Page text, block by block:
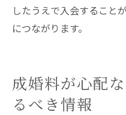
したうえで入会すること
につながります。
成婚料が心配
るべき情報